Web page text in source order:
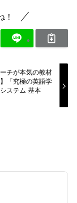
！
ーチが本気の教材
「究極の英語学
ステム 基本